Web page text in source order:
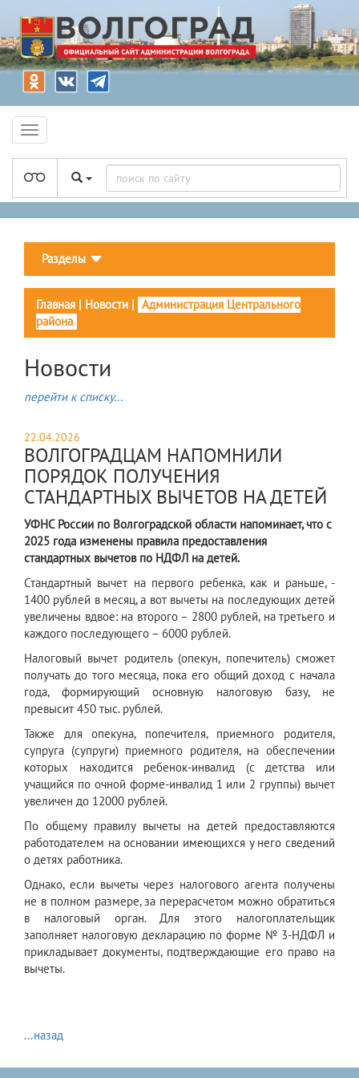
Разделы
Главная | Новости | Администрация Центрального
района
Новости
перейти к списку...
22.04.2026
ВОЛГОГРАДЦАМ НАПОМНИЛИ
ПОРЯДОК ПОЛУЧЕНИЯ
СТАНДАРТНЫХ ВЫЧЕТОВ НА ДЕТЕЙ
УФНС России по Волгоградской области напоминает, что с
2025 года изменены правила предоставления
стандартных вычетов по НДФЛ на детей.
Стандартный вычет на первого ребенка, как и раньше, -
1400 рублей в месяц, а вот вычеты на последующих детей
увеличены вдвое: на второго – 2800 рублей, на третьего и
каждого последующего – 6000 рублей.
Налоговый вычет родитель (опекун, попечитель) сможет
получать до того месяца, пока его общий доход с начала
года, формирующий основную налоговую базу, не
превысит 450 тыс. рублей.
Также для опекуна, попечителя, приемного родителя,
супруга (супруги) приемного родителя, на обеспечении
которых находится ребенок-инвалид (с детства или
учащийся по очной форме-инвалид 1 или 2 группы) вычет
увеличен до 12000 рублей.
По общему правилу вычеты на детей предоставляются
работодателем на основании имеющихся у него сведений
о детях работника.
Однако, если вычеты через налогового агента получены
не в полном размере, за перерасчетом можно обратиться
в налоговый орган. Для этого налогоплательщик
заполняет налоговую декларацию по форме № 3-НДФЛ и
прикладывает документы, подтверждающие его право на
вычеты.
...назад